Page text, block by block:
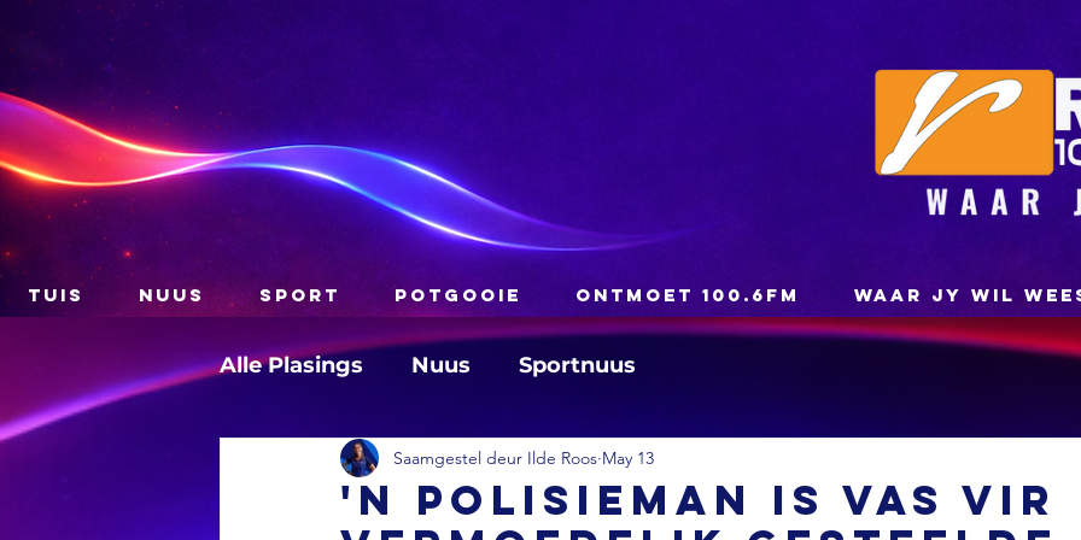
TUIS NUUS SPORT POTGOOIE ONTMOET 100.6FM WAAR JY WIL
Alle Plasings Nuus Sportnuus
'n Polisieman is vas vir
Saamgestel deur Ilde Roos May 13